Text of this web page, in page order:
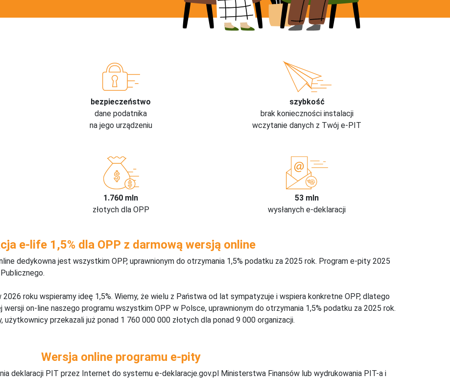
bezpieczeństwo
dane podatnika
na jego urządzeniu
szybkość
brak konieczności instalacji
wczytanie danych z Twój e-PIT
1.760 mln
złotych dla OPP
53 mln
wysłanych e-deklaracji
e-life 1,5% dla OPP z darmową wersją online
dedykowna jest wszystkim OPP, uprawnionym do otrzymania 1,5% podatku za 2025 rok. Program e-pity 2025
roku wspieramy ideę 1,5%. Wiemy, że wielu z Państwa od lat sympatyzuje i wspiera konkretne OPP, dlatego
on-line naszego programu wszystkim OPP w Polsce, uprawnionym do otrzymania 1,5% podatku za 2025 rok.
użytkownicy przekazali już ponad 1 760 000 000 złotych dla ponad 9 000 organizacji.
Wersja online programu e-pity
deklaracji PIT przez Internet do systemu e-deklaracje.gov.pl Ministerstwa Finansów lub wydrukowania PIT-a i